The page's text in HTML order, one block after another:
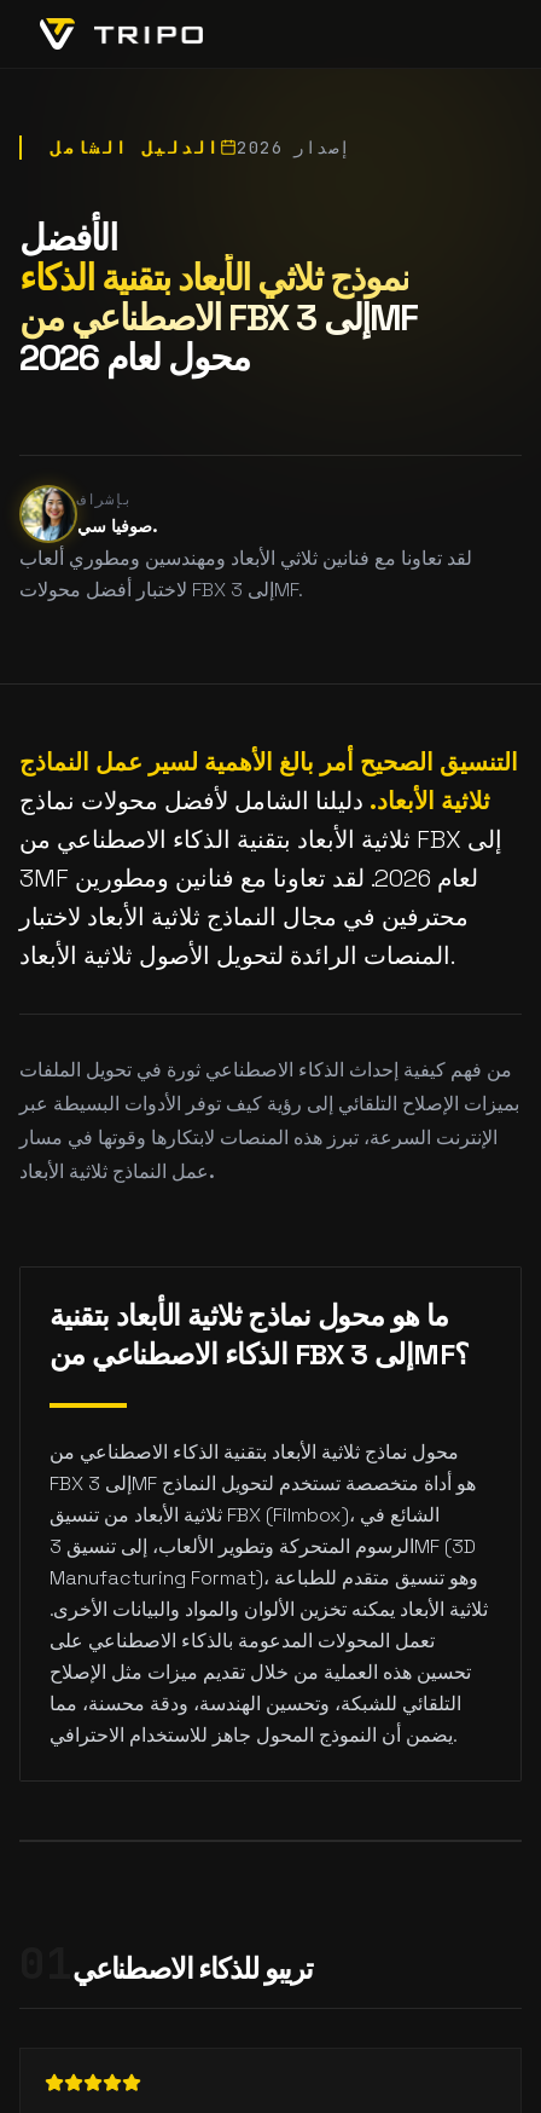
الدليل الشامل إصدار 2026
الأفضل
نموذج ثلاثي الأبعاد بتقنية الذكاء
الاصطناعي من FBX إلى 3MF
محول لعام 2026
بإشراف
صوفيا سي.
لقد تعاونا مع فنانين ثلاثي الأبعاد ومهندسين ومطوري ألعاب
لاختبار أفضل محولات FBX إلى 3MF.
التنسيق الصحيح أمر بالغ الأهمية لسير عمل النماذج
ثلاثية الأبعاد. دليلنا الشامل لأفضل محولات نماذج
ثلاثية الأبعاد بتقنية الذكاء الاصطناعي من FBX إلى
3MF لعام 2026. لقد تعاونا مع فنانين ومطورين
محترفين في مجال النماذج ثلاثية الأبعاد لاختبار
المنصات الرائدة لتحويل الأصول ثلاثية الأبعاد.
من فهم كيفية إحداث الذكاء الاصطناعي ثورة في تحويل الملفات
بميزات الإصلاح التلقائي إلى رؤية كيف توفر الأدوات البسيطة عبر
الإنترنت السرعة، تبرز هذه المنصات لابتكارها وقوتها في مسار
عمل النماذج ثلاثية الأبعاد.
ما هو محول نماذج ثلاثية الأبعاد بتقنية
الذكاء الاصطناعي من FBX إلى 3MF؟
محول نماذج ثلاثية الأبعاد بتقنية الذكاء الاصطناعي من
FBX إلى 3MF هو أداة متخصصة تستخدم لتحويل النماذج
ثلاثية الأبعاد من تنسيق FBX (Filmbox)، الشائع في
الرسوم المتحركة وتطوير الألعاب، إلى تنسيق 3MF (3D
Manufacturing Format)، وهو تنسيق متقدم للطباعة
ثلاثية الأبعاد يمكنه تخزين الألوان والمواد والبيانات الأخرى.
تعمل المحولات المدعومة بالذكاء الاصطناعي على
تحسين هذه العملية من خلال تقديم ميزات مثل الإصلاح
التلقائي للشبكة، وتحسين الهندسة، ودقة محسنة، مما
يضمن أن النموذج المحول جاهز للاستخدام الاحترافي.
تريبو للذكاء الاصطناعي